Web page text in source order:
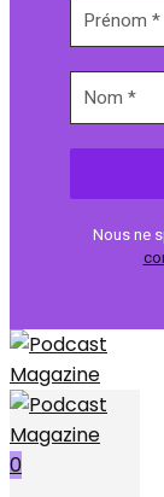
Nous ne
0